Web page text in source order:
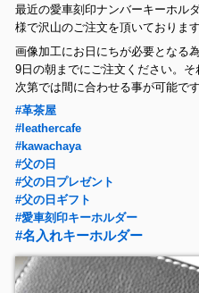
最近の愛車刻印ナンバーキーホル
様で沢山のご注文を頂いております
画像加工にお日にちが必要となる
9日の朝までにご注文ください。
次第では間に合わせる事が可能です
#革茶屋
#leathercafe
#kawachaya
#父の日
#父の日プレゼント
#父の日ギフト
#愛車刻印キーホルダー
#名入れキーホルダー